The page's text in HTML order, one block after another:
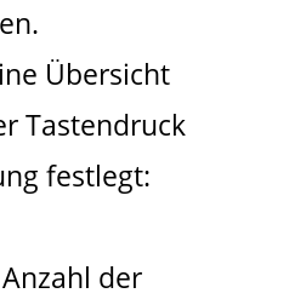
Übersicht
Tastendruck
festlegt:
der